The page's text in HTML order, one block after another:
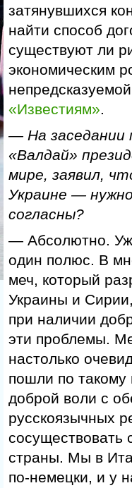
затянувшихся
найти способ
существуют ли
экономическим
«Известиям».
— На заседании
«Валдай»
мире, заявил,
Украине —
согласны?
— Абсолютно.
один полюс. В
меч, который
Украины и
при наличии
эти проблемы.
настолько
пошли по такому
доброй воли с
русскоязычных
сосуществовать
страны. Мы в
по-немецки, и у